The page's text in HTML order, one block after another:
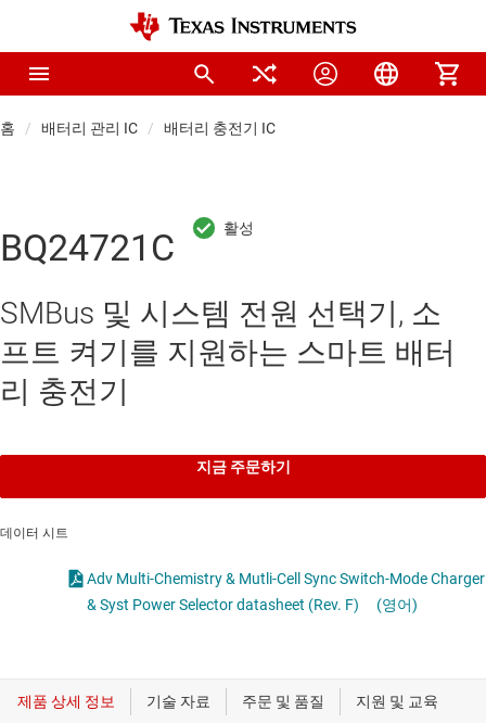
홈 배터리 관리 IC 배터리 충전기 IC
BQ24721C
SMBus 및 시스템 전원 선택기, 소
프트 켜기를 지원하는 스마트 배터
리 충전기
지금 주문하기
데이터 시트
Adv Multi-Chemistry & Mutli-Cell Sync Switch-Mode Charger
& Syst Power Selector datasheet (Rev. F)
(영어)